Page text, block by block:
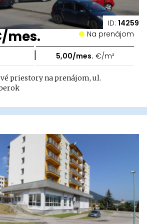
ID: 14259
mes. Na prenájom
| 5,00/mes. €/m²
priestory na prenájom, ul.